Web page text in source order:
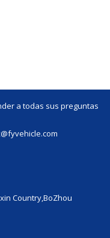
a todas sus preguntas
Country,BoZhou